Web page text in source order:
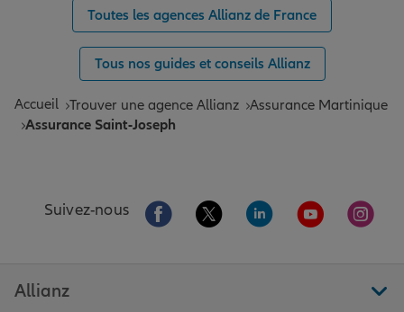
Toutes les agences Allianz de France
Tous nos guides et conseils Allianz
Accueil Trouver une agence Allianz Assurance Martinique
Assurance Saint-Joseph
Suivez-nous Aller sur la page Facebook de Allianz
Aller sur la page Twitter de
Aller sur la page
Aller sur la
Aller
Allianz